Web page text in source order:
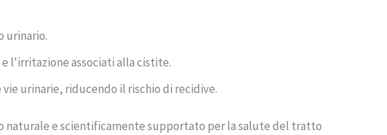
urinario.
l'irritazione associati alla cistite.
urinarie, riducendo il rischio di recidive.
naturale e scientificamente supportato per la salute del tratto